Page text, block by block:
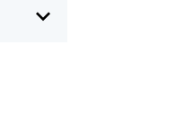
expand_more